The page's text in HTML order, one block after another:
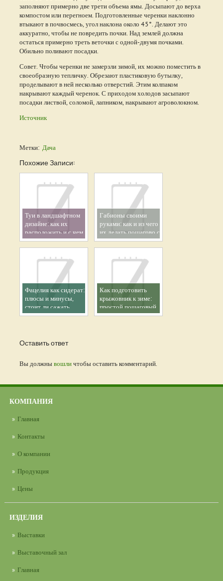
заполняют примерно две трети объема ямы. Досыпают до верха
компостом или перегноем. Подготовленные черенки наклонно
втыкают в почвосмесь, угол наклона около 45°. Делают это
аккуратно, чтобы не повредить почки. Над землей должна
остаться примерно треть веточки с одной-двумя почками.
Обильно поливают посадки.
Совет. Чтобы черенки не замерзли зимой, их можно поместить в
своеобразную тепличку. Обрезают пластиковую бутылку,
проделывают в ней несколько отверстий. Этим колпаком
накрывают каждый черенок. С приходом холодов засыпают
посадки листвой, соломой, лапником, накрывают агроволокном.
Источник
Метки: Дача
Похожие Записи:
Туи в ландшафтном
дизайне: как их
расположить и с чем
сочетать (64 фото)
Габионы своими
руками: как и из чего
их делать пошагово с
фото
Фацелия как сидерат:
плюсы и минусы,
стоит ли сажать,
сроки высадки и
Как подготовить
крыжовник к зиме:
простой пошаговый
план подготовки
Оставить ответ
Вы должнывошличтобы оставить комментарий.
КОМПАНИЯ
Главная
Контакты
О компании
Продукция
Цены
ИЗДЕЛИЯ
Выставки
Выставочный зал
Главная